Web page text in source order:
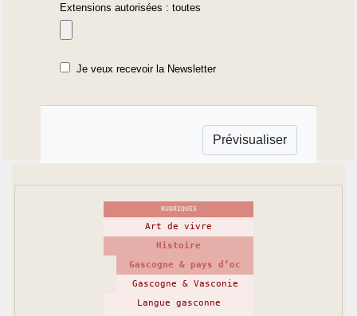
Extensions autorisées : toutes
Je veux recevoir la Newsletter
RUBRIQUES
Art de vivre
Histoire
Gascogne & pays d’oc
Gascogne & Vasconie
Langue gasconne